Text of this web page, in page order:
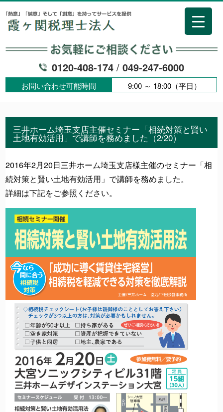
0120-408-174 / 049-247-6000
お問い合わせ可能時間 9:00 ～ 18:00（平日）
三井ホーム埼玉支店主催セミナー「相続対策と賢い
土地有効活用」で講師を務めました（2/20）
2016年2月20日三井ホーム埼玉支店様主催のセミナー「相
続対策と賢い土地有効活用」で講師を務めました。
詳細は下記をご参照ください。